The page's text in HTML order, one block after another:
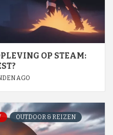
OP STEAM:
AGO
OUTDOOR & REIZEN